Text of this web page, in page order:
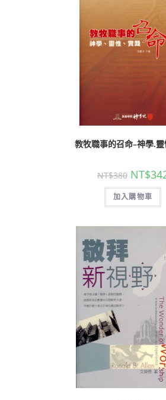
教牧職事的召命–神學.
NT$380 NT$
加入購物車